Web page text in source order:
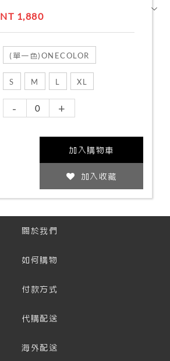
NT 1,880
(單一色)ONECOLOR
S M L XL
- +
加入購物車
加入收藏
關於我們
如何購物
付款方式
代購配送
海外配送